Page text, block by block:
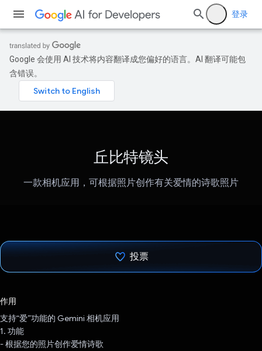
登录
Google 会使用 AI 技术将内容翻译成您偏好的语言。AI 翻译可能包
含错误。
丘比特镜头
一款相机应用，可根据照片创作有关爱情的诗歌照片
投票
作用
支持“爱”功能的 Gemini 相机应用
1. 功能
- 根据您的照片创作爱情诗歌